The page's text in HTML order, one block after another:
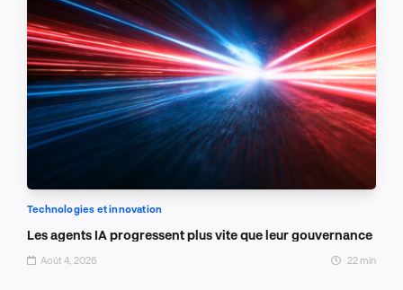
Technologies et innovation
Les agents IA progressent plus vite que leur gouvernance
Août 4, 2026 22 min